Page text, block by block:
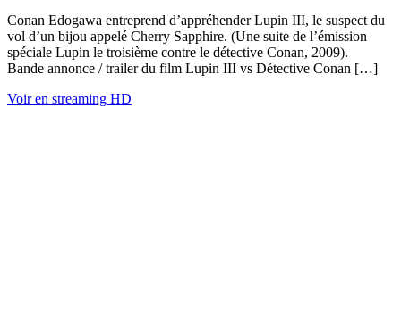
Conan Edogawa entreprend d’appréhender Lupin III, le suspect du
vol d’un bijou appelé Cherry Sapphire. (Une suite de l’émission
spéciale Lupin le troisième contre le détective Conan, 2009).
Bande annonce / trailer du film Lupin III vs Détective Conan […]
Voir en streaming HD